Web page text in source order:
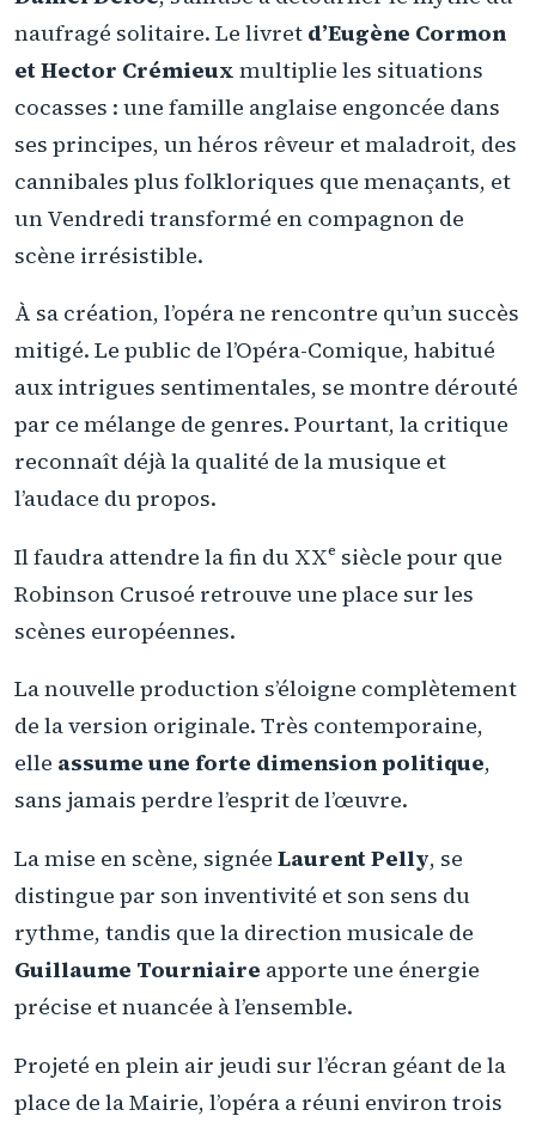
naufragé solitaire. Le livret d’Eugène Cormon
et Hector Crémieux multiplie les situations
cocasses : une famille anglaise engoncée dans
ses principes, un héros rêveur et maladroit, des
cannibales plus folkloriques que menaçants, et
un Vendredi transformé en compagnon de
scène irrésistible.
À sa création, l’opéra ne rencontre qu’un succès
mitigé. Le public de l’Opéra-Comique, habitué
aux intrigues sentimentales, se montre dérouté
par ce mélange de genres. Pourtant, la critique
reconnaît déjà la qualité de la musique et
l’audace du propos.
Il faudra attendre la fin du XXᵉ siècle pour que
Robinson Crusoé retrouve une place sur les
scènes européennes.
La nouvelle production s’éloigne complètement
de la version originale. Très contemporaine,
elle assume une forte dimension politique,
sans jamais perdre l’esprit de l’œuvre.
La mise en scène, signée Laurent Pelly, se
distingue par son inventivité et son sens du
rythme, tandis que la direction musicale de
Guillaume Tourniaire apporte une énergie
précise et nuancée à l’ensemble.
Projeté en plein air jeudi sur l’écran géant de la
place de la Mairie, l’opéra a réuni environ trois